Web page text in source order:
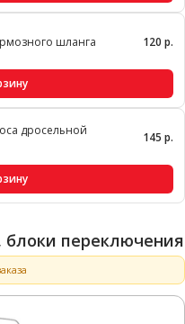
шланга 120 р.
дросельной
145 р.
блоки переключения